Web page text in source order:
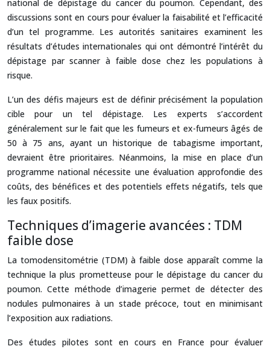
national de dépistage du cancer du poumon. Cependant, des
discussions sont en cours pour évaluer la faisabilité et l’efficacité
d’un tel programme. Les autorités sanitaires examinent les
résultats d’études internationales qui ont démontré l’intérêt du
dépistage par scanner à faible dose chez les populations à
risque.
L’un des défis majeurs est de définir précisément la population
cible pour un tel dépistage. Les experts s’accordent
généralement sur le fait que les fumeurs et ex-fumeurs âgés de
50 à 75 ans, ayant un historique de tabagisme important,
devraient être prioritaires. Néanmoins, la mise en place d’un
programme national nécessite une évaluation approfondie des
coûts, des bénéfices et des potentiels effets négatifs, tels que
les faux positifs.
Techniques d’imagerie avancées : TDM
faible dose
La tomodensitométrie (TDM) à faible dose apparaît comme la
technique la plus prometteuse pour le dépistage du cancer du
poumon. Cette méthode d’imagerie permet de détecter des
nodules pulmonaires à un stade précoce, tout en minimisant
l’exposition aux radiations.
Des études pilotes sont en cours en France pour évaluer